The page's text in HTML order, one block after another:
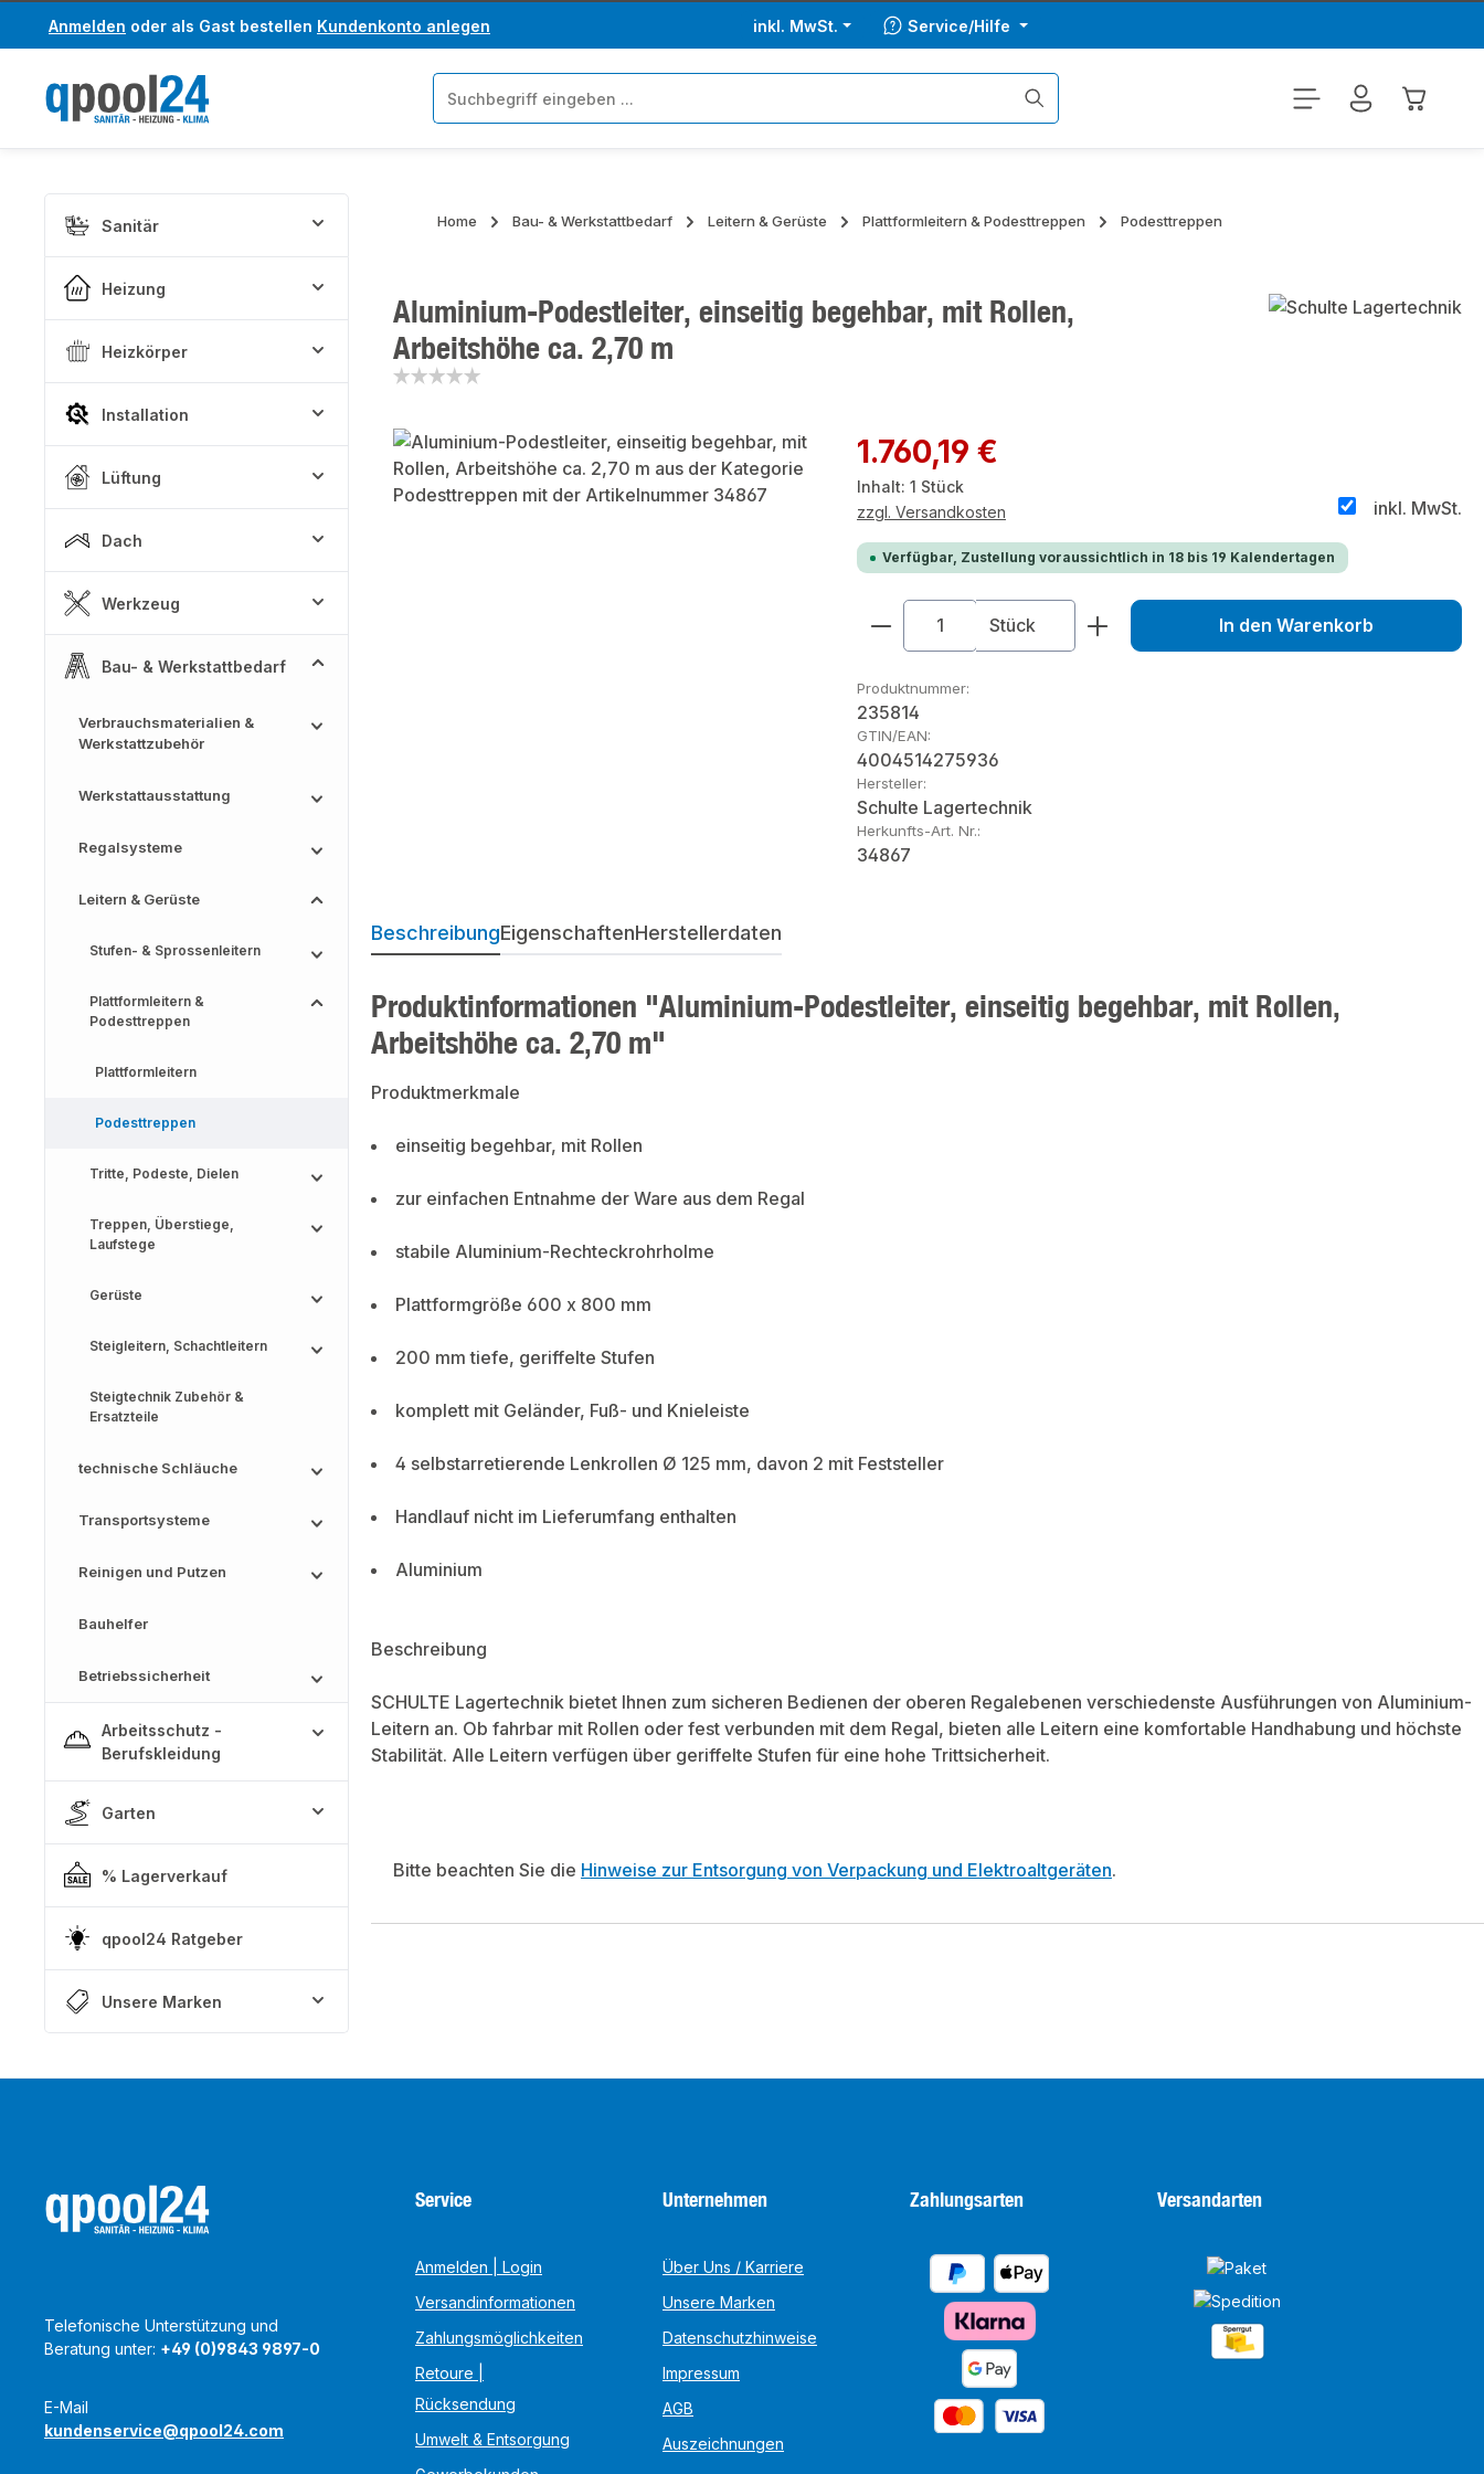
Hauptinhalt springen
Zur Suche springen
Anmelden oder als Gast bestellen Kundenkonto anlegen inkl. MwSt. Service/Hilfe
Sanitär
Heizung
Heizkörper
Installation
Lüftung
Dach
Werkzeug
Bau- & Werkstattbedarf
Verbrauchsmaterialien &
Werkstattzubehör
Werkstattausstattung
Regalsysteme
Leitern & Gerüste
Stufen- & Sprossenleitern
Plattformleitern &
Podesttreppen
Plattformleitern
Podesttreppen
Tritte, Podeste, Dielen
Treppen, Überstiege,
Laufstege
Gerüste
Steigleitern, Schachtleitern
Steigtechnik Zubehör &
Ersatzteile
technische Schläuche
Transportsysteme
Reinigen und Putzen
Bauhelfer
Betriebssicherheit
Arbeitsschutz -
Berufskleidung
Garten
% Lagerverkauf
qpool24 Ratgeber
Unsere Marken
Home Bau- & Werkstattbedarf Leitern & Gerüste Plattformleitern & Podesttreppen Podesttreppen
Aluminium-Podestleiter, einseitig begehbar, mit Rollen,
Arbeitshöhe ca. 2,70 m
Bildergalerie überspringen Regulärer Preis:
1.760,19 €
Inhalt: 1 Stück
inkl. MwSt.
zzgl. Versandkosten
Verfügbar, Zustellung voraussichtlich in 18 bis 19 Kalendertagen
Produkt Anzahl: Gib den gewünschten Wert
Stück In den Warenkorb
Produktnummer:
235814
GTIN/EAN:
4004514275936
Hersteller:
Schulte Lagertechnik
Herkunfts-Art. Nr.:
34867
BeschreibungEigenschaftenHerstellerdaten
Produktinformationen "Aluminium-Podestleiter, einseitig begehbar, mit Rollen,
Arbeitshöhe ca. 2,70 m"
Produktmerkmale
einseitig begehbar, mit Rollen
zur einfachen Entnahme der Ware aus dem Regal
stabile Aluminium-Rechteckrohrholme
Plattformgröße 600 x 800 mm
200 mm tiefe, geriffelte Stufen
komplett mit Geländer, Fuß- und Knieleiste
4 selbstarretierende Lenkrollen Ø 125 mm, davon 2 mit Feststeller
Handlauf nicht im Lieferumfang enthalten
Aluminium
Beschreibung
SCHULTE Lagertechnik bietet Ihnen zum sicheren Bedienen der oberen Regalebenen verschiedenste Ausführungen von Aluminium-
Leitern an. Ob fahrbar mit Rollen oder fest verbunden mit dem Regal, bieten alle Leitern eine komfortable Handhabung und höchste
Stabilität. Alle Leitern verfügen über geriffelte Stufen für eine hohe Trittsicherheit.
Bitte beachten Sie die Hinweise zur Entsorgung von Verpackung und Elektroaltgeräten.
Telefonische Unterstützung und
Beratung unter: +49 (0)9843 9897-0
E-Mail
kundenservice@qpool24.com
Service
Anmelden | Login
Versandinformationen
Zahlungsmöglichkeiten
Retoure |
Rücksendung
Umwelt & Entsorgung
Unternehmen
Über Uns / Karriere
Unsere Marken
Datenschutzhinweise
Impressum
AGB
Auszeichnungen
Zahlungsarten Versandarten